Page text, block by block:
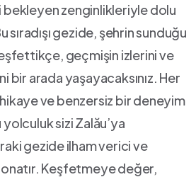
zenginlikleriyle dolu
sıradışı gezide, şehrin sunduğu⁤
geçmişin izlerini⁢ ve
bir arada yaşayacaksınız. Her
⁢ve benzersiz bir deneyim
sizi Zalău’ya
gezide⁣ ilham verici​ ve
Keşfetmeye​ değer,